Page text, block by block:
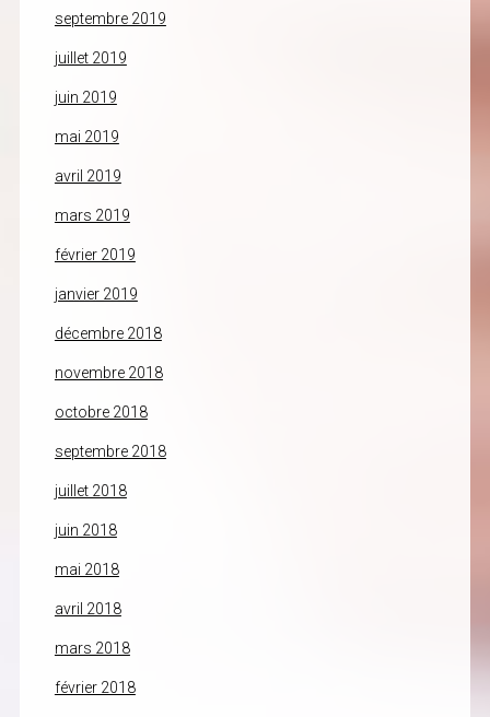
septembre 2019
juillet 2019
juin 2019
mai 2019
avril 2019
mars 2019
février 2019
janvier 2019
décembre 2018
novembre 2018
octobre 2018
septembre 2018
juillet 2018
juin 2018
mai 2018
avril 2018
mars 2018
février 2018